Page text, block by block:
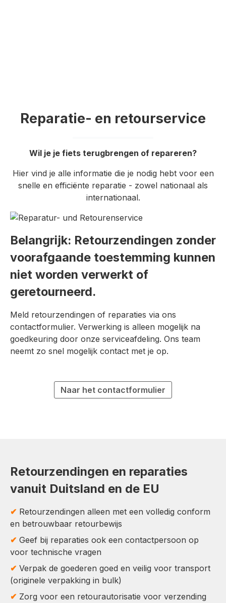
Reparatie- en retourservice
Wil je je fiets terugbrengen of repareren?
Hier vind je alle informatie die je nodig hebt voor een
snelle en efficiënte reparatie - zowel nationaal als
internationaal.
Belangrijk: Retourzendingen zonder
voorafgaande toestemming kunnen
niet worden verwerkt of
geretourneerd.
Meld retourzendingen of reparaties via ons
contactformulier. Verwerking is alleen mogelijk na
goedkeuring door onze serviceafdeling. Ons team
neemt zo snel mogelijk contact met je op.
Naar het contactformulier
Retourzendingen en reparaties
vanuit Duitsland en de EU
✔ Retourzendingen alleen met een volledig conform
en betrouwbaar retourbewijs
✔ Geef bij reparaties ook een contactpersoon op
voor technische vragen
✔ Verpak de goederen goed en veilig voor transport
(originele verpakking in bulk)
✔ Zorg voor een retourautorisatie voor verzending